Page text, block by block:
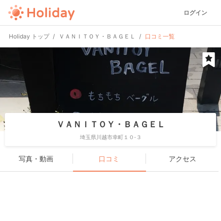
ログイン
Holiday トップ ＶＡＮＩＴＯＹ・ＢＡＧＥＬ 口コミ一覧
ＶＡＮＩＴＯＹ・ＢＡＧＥＬ
埼玉県川越市幸町１０-３
写真・動画 口コミ アクセス